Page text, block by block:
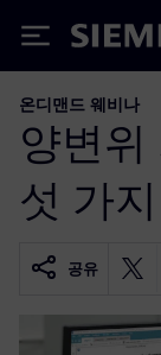
Siemens
온디맨드 웨비나
양변위
섯 가
공유